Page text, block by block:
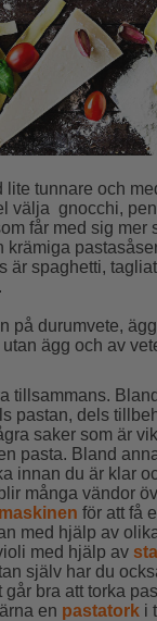
lite tunnare och
välja gnocchi,
får med sig mer
krämiga
är spaghetti,
på durumvete, ägg
ägg och av
tillsammans.
pastan, dels
saker som är
pasta. Bland
innan du är klar
många vändor
för att få
med hjälp av
med hjälp av
själv har du
bra att torka
en pastatork i